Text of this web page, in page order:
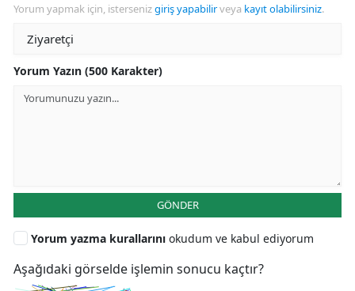
Yorum yapmak için, istersenizgiriş yapabilirveya kayıt olabilirsiniz.
Yorum Yazın (500 Karakter)
GÖNDER
Yorum yazma kurallarını okudum ve kabul ediyorum
Aşağıdaki görselde işlemin sonucu kaçtır?